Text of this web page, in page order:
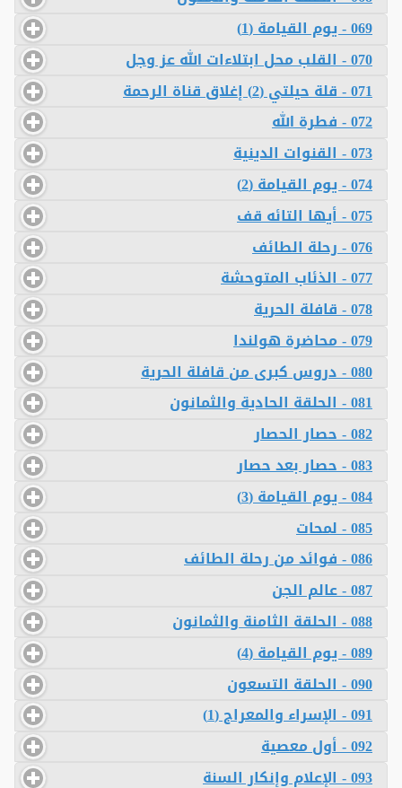
069 - يوم القيامة (1)
070 - القلب محل ابتلاءات الله عز وجل
071 - قلة حيلتي (2) إغلاق قناة الرحمة
072 - فطرة الله
073 - القنوات الدينية
074 - يوم القيامة (2)
075 - أيها التائه قف
076 - رحلة الطائف
077 - الذئاب المتوحشة
078 - قافلة الحرية
079 - محاضرة هولندا
080 - دروس كبرى من قافلة الحرية
081 - الحلقة الحادية والثمانون
082 - حصار الحصار
083 - حصار بعد حصار
084 - يوم القيامة (3)
085 - لمحات
086 - فوائد من رحلة الطائف
087 - عالم الجن
088 - الحلقة الثامنة والثمانون
089 - يوم القيامة (4)
090 - الحلقة التسعون
091 - الإسراء والمعراج (1)
092 - أول معصية
093 - الإعلام وإنكار السنة